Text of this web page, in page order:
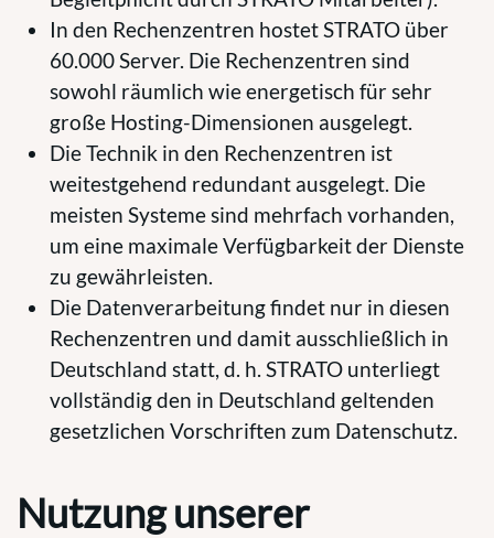
In den Rechenzentren hostet STRATO über
60.000 Server. Die Rechenzentren sind
sowohl räumlich wie energetisch für sehr
große Hosting-Dimensionen ausgelegt.
Die Technik in den Rechenzentren ist
weitestgehend redundant ausgelegt. Die
meisten Systeme sind mehrfach vorhanden,
um eine maximale Verfügbarkeit der Dienste
zu gewährleisten.
Die Datenverarbeitung findet nur in diesen
Rechenzentren und damit ausschließlich in
Deutschland statt, d. h. STRATO unterliegt
vollständig den in Deutschland geltenden
gesetzlichen Vorschriften zum Datenschutz.
Nutzung unserer